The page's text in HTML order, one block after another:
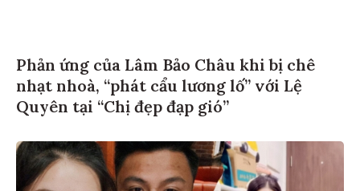
Phản ứng của Lâm Bảo Châu khi bị chê
nhạt nhoà, “phát cẩu lương lố” với Lệ
Quyên tại “Chị đẹp đạp gió”